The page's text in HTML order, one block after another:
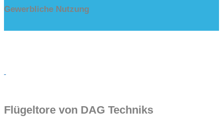
Gewerbliche Nutzung
Flügeltore von DAG Techniks